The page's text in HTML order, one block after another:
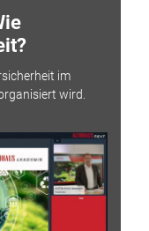
im
wird.